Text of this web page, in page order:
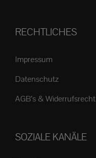
RECHTLICHES
Impressum
Datenschutz
AGB’s & Widerrufsrecht
SOZIALE KANÄLE